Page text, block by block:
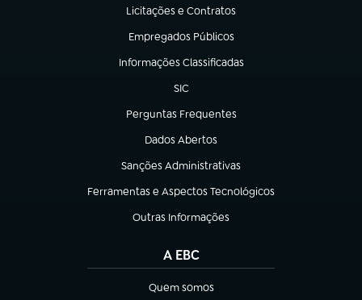
Licitações e Contratos
(abre em nova aba)
Empregados Públicos
(abre em nova aba)
Informações Classificadas
(abre em nova aba)
SIC
(abre em nova aba)
Perguntas Frequentes
(abre em nova aba)
Dados Abertos
(abre em nova aba)
Sanções Administrativas
(abre em nova aba)
Ferramentas e Aspectos Tecnológicos
(abre em nova aba)
Outras Informações
(abre em nova aba)
A EBC
Quem somos
(abre em nova aba)